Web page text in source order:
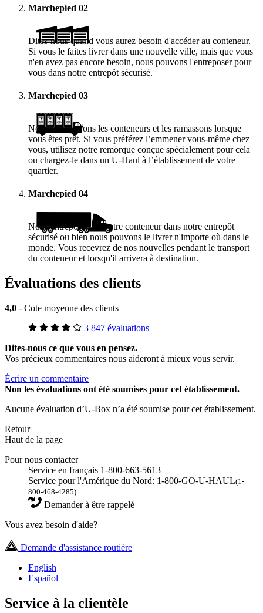
Marchepied 02
Dites-nous quand vous aurez besoin d'accéder au conteneur.
Si vous le faites livrer dans une nouvelle ville, mais que vous
n'en avez pas encore besoin, nous pouvons l'entreposer pour
vous dans notre entrepôt sécurisé.
Marchepied 03
Nous vous livrons les conteneurs et les ramassons lorsque
vous êtes prêt. Si vous préférez l’emmener vous-même chez
vous, utilisez notre remorque conçue spécialement pour cela
ou chargez-le dans un U-Haul à l’établissement de votre
quartier.
Marchepied 04
Nous entreposerons votre conteneur dans notre entrepôt
sécurisé ou bien nous pouvons le livrer n'importe où dans le
monde. Vous recevrez de nos nouvelles pendant le transport
du conteneur et lorsqu'il arrivera à destination.
Évaluations des clients
4,0 - Cote moyenne des clients
3 847 évaluations
Dites-nous ce que vous en pensez.
Vos précieux commentaires nous aideront à mieux vous servir.
Écrire un commentaire
Non les évaluations ont été soumises pour cet établissement.
Aucune évaluation d’U-Box n’a été soumise pour cet établissement.
Retour
Haut de la page
Pour nous contacter
Service en français 1-800-663-5613
Service pour l'Amérique du Nord: 1-800-GO-U-HAUL(1-
800-468-4285)
Demander à être rappelé
Vous avez besoin d'aide?
Demande d'assistance routière
English
Español
Service à la clientèle